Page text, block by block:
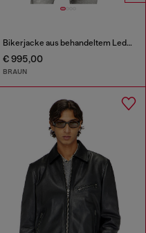
Bikerjacke aus behandeltem Leder
€ 995,00
BRAUN